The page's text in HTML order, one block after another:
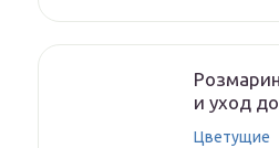
и уход
Цветущие